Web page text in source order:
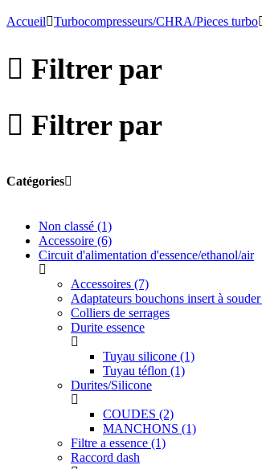
Accueil Turbocompresseurs/CHRA/Pieces turbo
Filtrer par
Filtrer par
Catégories
Non classé (1)
Accessoire (6)
Circuit d'alimentation d'essence/ethanol/air
Accessoires (7)
Adaptateurs bouchons insert à souder
Colliers de serrages
Durite essence
Tuyau silicone (1)
Tuyau téflon (1)
Durites/Silicone
COUDES (2)
MANCHONS (1)
Filtre a essence (1)
Raccord dash